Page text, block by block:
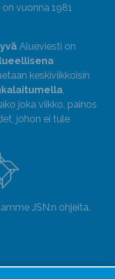
on vuonna 1981
Alueviesti on
keskiviikkoisin
,
joka viikko, painos
johon ei tule
JSN:n ohjeita.